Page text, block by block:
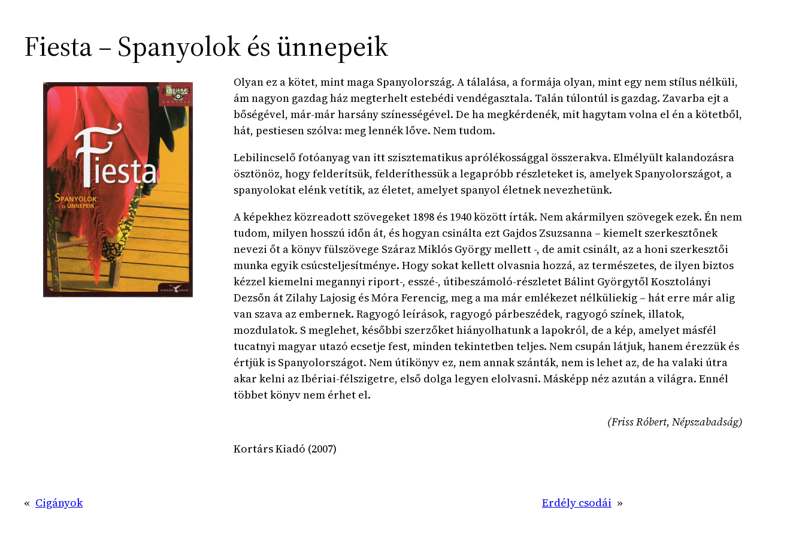
Fiesta – Spanyolok és ünnepeik
Olyan ez a kötet, mint maga Spanyolország. A tálalása, a formája olyan, mint egy nem stílus nélküli,
ám nagyon gazdag ház megterhelt estebédi vendégasztala. Talán túlontúl is gazdag. Zavarba ejt a
bőségével, már-már harsány színességével. De ha megkérdenék, mit hagytam volna el én a kötetből,
hát, pestiesen szólva: meg lennék lőve. Nem tudom.
Lebilincselő fotóanyag van itt szisztematikus aprólékossággal összerakva. Elmélyült kalandozásra
ösztönöz, hogy felderítsük, felderíthessük a legapróbb részleteket is, amelyek Spanyolországot, a
spanyolokat elénk vetítik, az életet, amelyet spanyol életnek nevezhetünk.
A képekhez közreadott szövegeket 1898 és 1940 között írták. Nem akármilyen szövegek ezek. Én nem
tudom, milyen hosszú időn át, és hogyan csinálta ezt Gajdos Zsuzsanna – kiemelt szerkesztőnek
nevezi őt a könyv fülszövege Száraz Miklós György mellett -, de amit csinált, az a honi szerkesztői
munka egyik csúcsteljesítménye. Hogy sokat kellett olvasnia hozzá, az természetes, de ilyen biztos
kézzel kiemelni megannyi riport-, esszé-, útibeszámoló-részletet Bálint Györgytől Kosztolányi
Dezsőn át Zilahy Lajosig és Móra Ferencig, meg a ma már emlékezet nélküliekig – hát erre már alig
van szava az embernek. Ragyogó leírások, ragyogó párbeszédek, ragyogó színek, illatok,
mozdulatok. S meglehet, későbbi szerzőket hiányolhatunk a lapokról, de a kép, amelyet másfél
tucatnyi magyar utazó ecsetje fest, minden tekintetben teljes. Nem csupán látjuk, hanem érezzük és
értjük is Spanyolországot. Nem útikönyv ez, nem annak szánták, nem is lehet az, de ha valaki útra
akar kelni az Ibériai-félszigetre, első dolga legyen elolvasni. Másképp néz azután a világra. Ennél
többet könyv nem érhet el.
(Friss Róbert, Népszabadság)
Kortárs Kiadó (2007)
« Cigányok Erdély csodái »